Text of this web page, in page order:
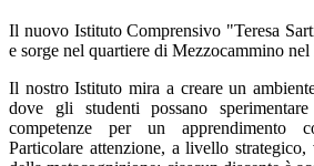
Il nuovo Istituto Comprensivo "Teresa
e sorge nel quartiere di Mezzocammino
Il nostro Istituto mira a creare un
dove gli studenti possano
competenze per un apprendimento
Particolare attenzione, a livello